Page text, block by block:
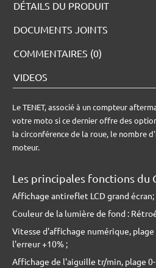
DÉTAILS DU PRODUIT
DOCUMENTS JOINTS
COMMENTAIRES (0)
VIDEOS
Le TENET, associé à un compteur
votre moto si ce dernier offre des
la circonférence de la roue, le nombre
moteur.
Les principales fonctions du
Affichage antireflet LCD grand écran;
Couleur de la lumière de fond :
Vitesse d'affichage numérique,
l'erreur +10% ;
Affichage de l'aiguille tr/min, plage